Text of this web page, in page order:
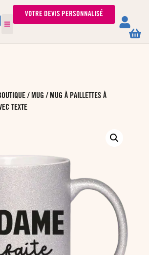
VOTRE DEVIS PERSONNALISÉ
/ MUG / MUG À PAILLETTES À
TEXTE